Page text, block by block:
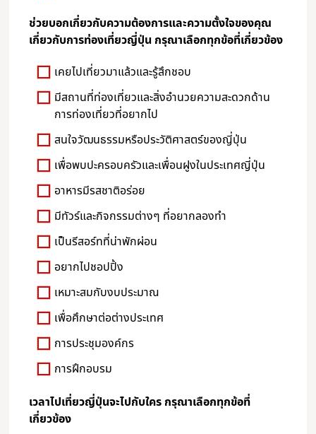
ช่วยบอกเกี่ยวกับความต้องการและความตั้งใจของคุณ
เกี่ยวกับการท่องเที่ยวญี่ปุ่น กรุณาเลือกทุกข้อที่เกี่ยวข้อง
เคยไปเที่ยวมาแล้วและรู้สึกชอบ
มีสถานที่ท่องเที่ยวและสิ่งอำนวยความสะดวกด้าน
การท่องเที่ยวที่อยากไป
สนใจวัฒนธรรมหรือประวัติศาสตร์ของญี่ปุ่น
เพื่อพบปะครอบครัวและเพื่อนฝูงในประเทศญี่ปุ่น
อาหารมีรสชาติอร่อย
มีทัวร์และกิจกรรมต่างๆ ที่อยากลองทำ
เป็นรีสอร์ทที่น่าพักผ่อน
อยากไปชอปปิ้ง
เหมาะสมกับงบประมาณ
เพื่อศึกษาต่อต่างประเทศ
การประชุมองค์กร
การฝึกอบรม
เวลาไปเที่ยวญี่ปุ่นจะไปกับใคร กรุณาเลือกทุกข้อที่
เกี่ยวข้อง